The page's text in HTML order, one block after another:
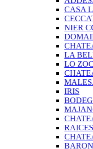
CASA
NIER
LA
LO
IRIS
RAICES